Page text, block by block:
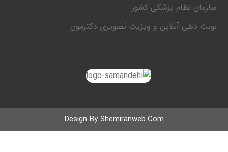
سازمان نظام پزشکی کشور
نوبت دهی آنلاین و ویزیت تصویری دکترمون
Design By Shemiranweb.com